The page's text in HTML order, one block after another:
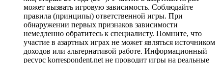
может вызвать игровую зависимость. Соблюдайте
правила (принципы) ответственной игры. При
обнаружении первых признаков зависимости
немедленно обратитесь к специалисту. Помните, что
участие в азартных играх не может являться источником
доходов или альтернативой работе. Информационный
ресурс korrespondent.net не проводит игры на реальные